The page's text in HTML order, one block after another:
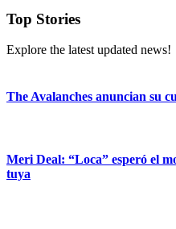
Top Stories
Explore the latest updated news!
The Avalanches anuncian su
Meri Deal: “Loca” esperó el
tuya